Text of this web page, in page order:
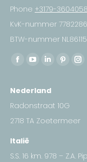
Phone +3179-3604058
KvK-nummer
BTW-nummer
Find us on:
Facebook
opens
in
new
YouTube
opens
in
new
Linkedin
opens
in
new
in
newnew
Nederland
Radonstraat 10G
2718 TA Zoetermeer
Italië
S.S. 16 km. 978 – Z.A. Pip